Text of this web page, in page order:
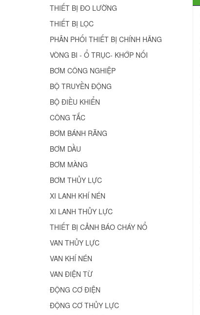
THIẾT BỊ ĐO LƯỜNG
THIẾT BỊ LỌC
PHÂN PHỐI THIẾT BỊ CHÍNH HÃNG
VÒNG BI - Ổ TRỤC- KHỚP NỐI
BƠM CÔNG NGHIỆP
BỘ TRUYỀN ĐỘNG
BỘ ĐIỀU KHIỂN
CÔNG TẮC
BƠM BÁNH RĂNG
BƠM DẦU
BƠM MÀNG
BƠM THỦY LỰC
XI LANH KHÍ NÉN
XI LANH THỦY LỰC
THIẾT BỊ CẢNH BÁO CHÁY NỔ
VAN THỦY LỰC
VAN KHÍ NÉN
VAN ĐIỆN TỪ
ĐỘNG CƠ ĐIỆN
ĐỘNG CƠ THỦY LỰC